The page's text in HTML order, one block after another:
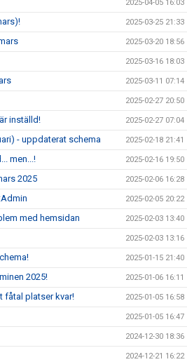
2025-04-05 16:03
2025-03-25 21:33
2025-03-20 18:56
2025-03-16 18:03
2025-03-11 07:14
2025-02-27 20:50
inställd! 2025-02-27 07:04
- uppdaterat schema 2025-02-18 21:41
men...! 2025-02-16 19:50
2025 2025-02-06 16:28
2025-02-05 20:22
med hemsidan 2025-02-03 13:40
2025-02-03 13:16
2025-01-15 21:40
2025! 2025-01-06 16:11
fåtal platser kvar! 2025-01-05 16:58
2025-01-05 16:47
2024-12-30 18:36
2024-12-21 16:22